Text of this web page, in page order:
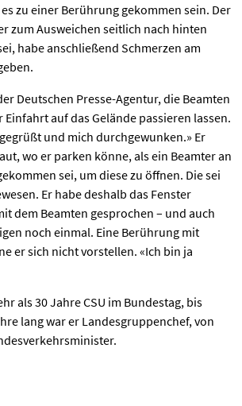
zu einer Berührung gekommen sein. Der
zum Ausweichen seitlich nach hinten
habe anschließend Schmerzen am
Deutschen Presse-Agentur, die Beamten
auf das Gelände passieren lassen.
und mich durchgewunken.» Er
wo er parken könne, als ein Beamter an
sei, um diese zu öffnen. Die sei
Er habe deshalb das Fenster
dem Beamten gesprochen – und auch
noch einmal. Eine Berührung mit
er sich nicht vorstellen. «Ich bin ja
als 30 Jahre CSU im Bundestag, bis
lang war er Landesgruppenchef, von